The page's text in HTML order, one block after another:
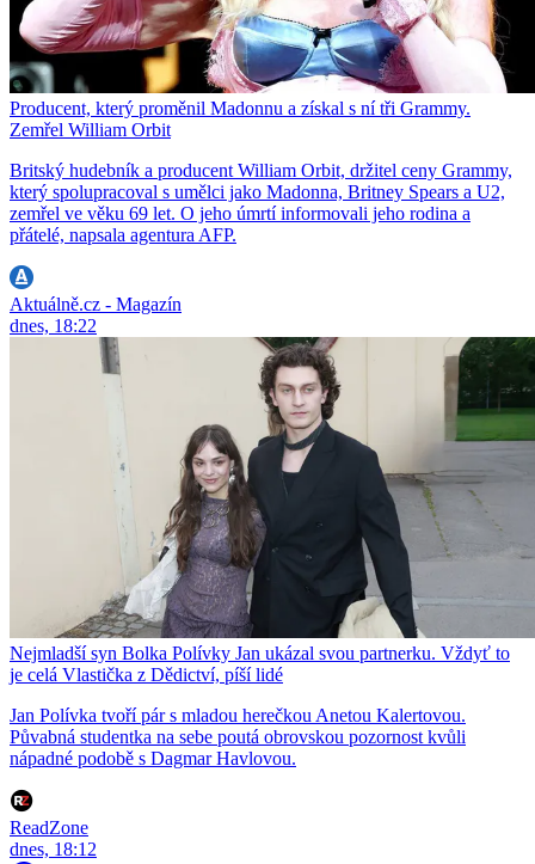
Producent, který proměnil Madonnu a získal s ní tři Grammy.
Zemřel William Orbit
Britský hudebník a producent William Orbit, držitel ceny Grammy,
který spolupracoval s umělci jako Madonna, Britney Spears a U2,
zemřel ve věku 69 let. O jeho úmrtí informovali jeho rodina a
přátelé, napsala agentura AFP.
Aktuálně.cz - Magazín
dnes, 18:22
Nejmladší syn Bolka Polívky Jan ukázal svou partnerku. Vždyť to
je celá Vlastička z Dědictví, píší lidé
Jan Polívka tvoří pár s mladou herečkou Anetou Kalertovou.
Půvabná studentka na sebe poutá obrovskou pozornost kvůli
nápadné podobě s Dagmar Havlovou.
ReadZone
dnes, 18:12